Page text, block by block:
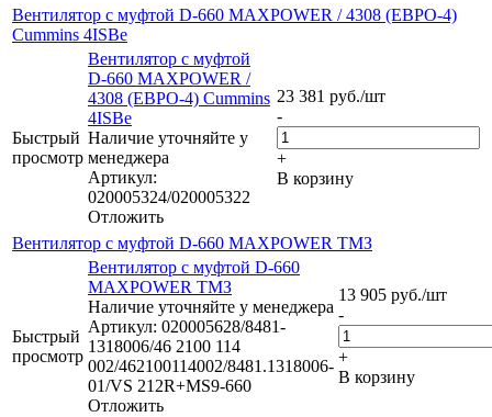
Вентилятор с муфтой D-660 MAXPOWER / 4308 (ЕВРО-4)
Cummins 4ISBe
Быстрый
просмотр
Вентилятор с муфтой
D-660 MAXPOWER /
4308 (ЕВРО-4) Cummins
4ISBe
Наличие уточняйте у
менеджера
Артикул:
020005324/020005322
Отложить
23 381 руб./шт
-
+
В корзину
Вентилятор с муфтой D-660 MAXPOWER ТМЗ
Быстрый
просмотр
Вентилятор с муфтой D-660
MAXPOWER ТМЗ
Наличие уточняйте у менеджера
Артикул: 020005628/8481-
1318006/46 2100 114
002/462100114002/8481.1318006-
01/VS 212R+MS9-660
Отложить
13 905 руб./шт
-
+
В корзину